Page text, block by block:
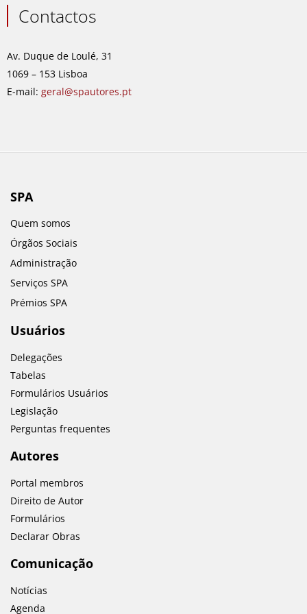
e
b
o
k
t
a
r
a
m
k
e
i
n
Contactos
Av. Duque de Loulé, 31
1069 – 153 Lisboa
E-mail: geral@spautores.pt
SPA
Quem somos
Órgãos Sociais
Administração
Serviços SPA
Prémios SPA
Usuários
Delegações
Tabelas
Formulários Usuários
Legislação
Perguntas frequentes
Autores
Portal membros
Direito de Autor
Formulários
Declarar Obras
Comunicação
Notícias
Agenda